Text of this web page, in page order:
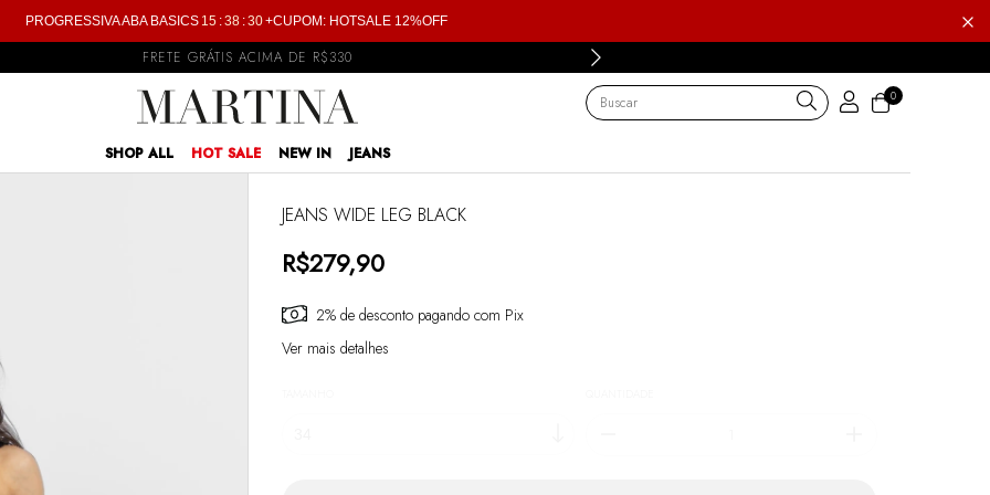
PROGRESSIVA ABA BASICS 15 :38 :29+CUPOM: HOTSALE 12%OFF
ATÉ 6x SEM JUROS
0
SHOP ALL HOT SALE NEW IN JEANS
JEANS WIDE LEG BLACK
R$279,90
2% de desconto pagando com Pix
Ver mais detalhes